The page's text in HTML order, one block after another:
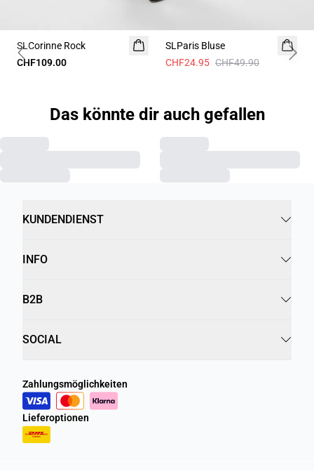
SLCorinne Rock
CHF109.00
SLParis Bluse
CHF24.95 CHF49.90
Previous slide Next
Das könnte dir auch gefallen
KUNDENDIENST
INFO
B2B
SOCIAL
Zahlungsmöglichkeiten
Lieferoptionen